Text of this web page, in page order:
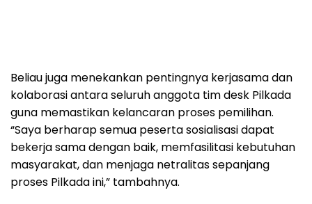
Beliau juga menekankan pentingnya kerjasama dan
kolaborasi antara seluruh anggota tim desk Pilkada
guna memastikan kelancaran proses pemilihan.
“Saya berharap semua peserta sosialisasi dapat
bekerja sama dengan baik, memfasilitasi kebutuhan
masyarakat, dan menjaga netralitas sepanjang
proses Pilkada ini,” tambahnya.